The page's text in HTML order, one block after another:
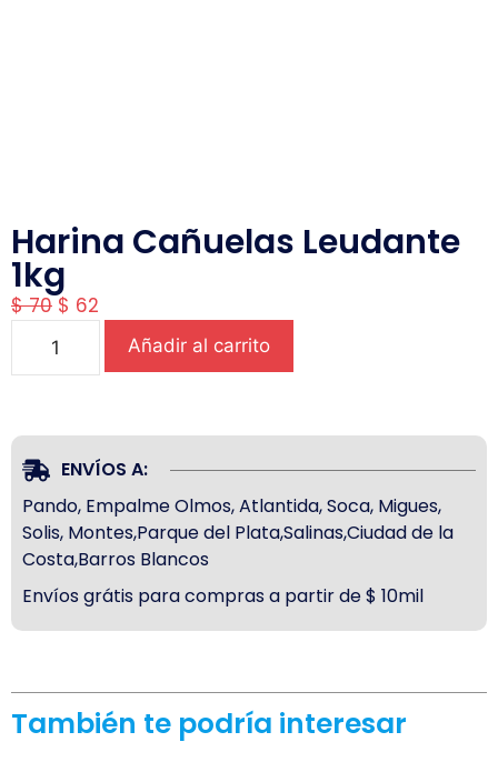
Harina Cañuelas Leudante
1kg
$70 $ 62
Añadir al carrito
ENVÍOS A:
Pando, Empalme Olmos, Atlantida, Soca, Migues,
Solis, Montes,Parque del Plata,Salinas,Ciudad de la
Costa,Barros Blancos
Envíos grátis para compras a partir de $ 10mil
También te podría interesar